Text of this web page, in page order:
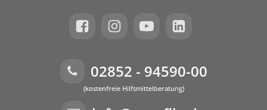
02852 - 94590-00
(kostenfreie Hilfsmittelberatung)